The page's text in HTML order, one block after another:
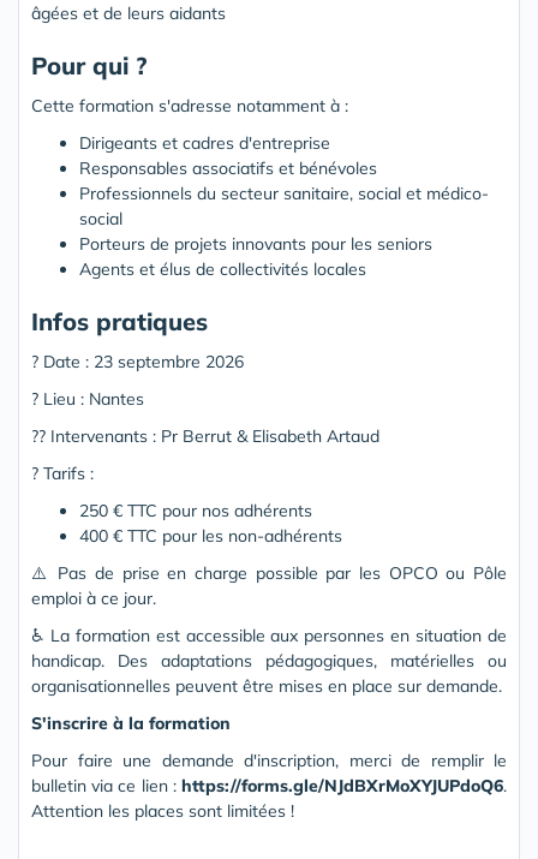
âgées et de leurs aidants
Pour qui ?
Cette formation s'adresse notamment à :
Dirigeants et cadres d'entreprise
Responsables associatifs et bénévoles
Professionnels du secteur sanitaire, social et médico-
social
Porteurs de projets innovants pour les seniors
Agents et élus de collectivités locales
Infos pratiques
? Date : 23 septembre 2026
? Lieu : Nantes
?‍? Intervenants : Pr Berrut & Elisabeth Artaud
? Tarifs :
250 € TTC pour nos adhérents
400 € TTC pour les non-adhérents
⚠️ Pas de prise en charge possible par les OPCO ou Pôle
emploi à ce jour.
♿ La formation est accessible aux personnes en situation de
handicap. Des adaptations pédagogiques, matérielles ou
organisationnelles peuvent être mises en place sur demande.
S'inscrire à la formation
Pour faire une demande d'inscription, merci de remplir le
bulletin via ce lien : https://forms.gle/NJdBXrMoXYJUPdoQ6.
Attention les places sont limitées !